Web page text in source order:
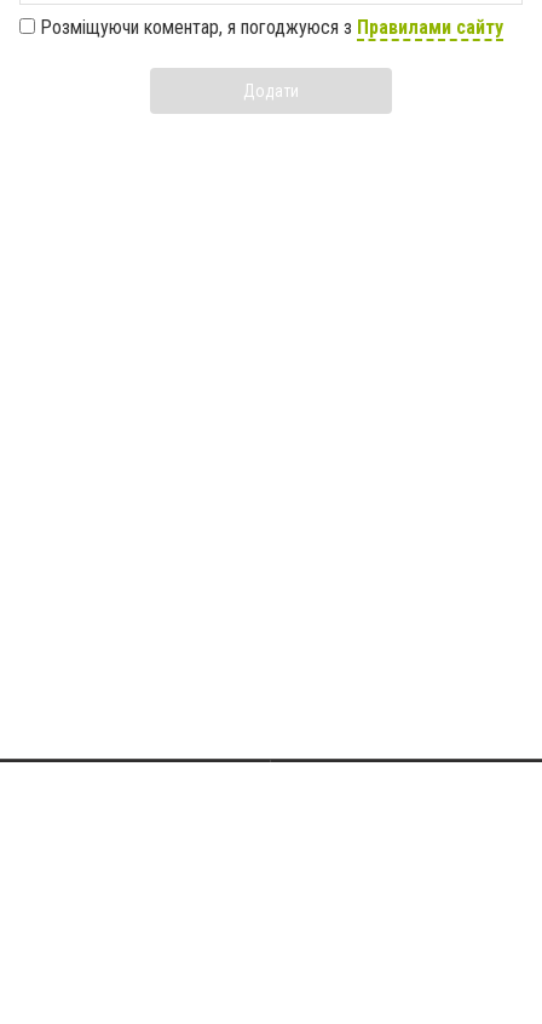
Розміщуючи коментар, я погоджуюся з Правилами сайту
Додати